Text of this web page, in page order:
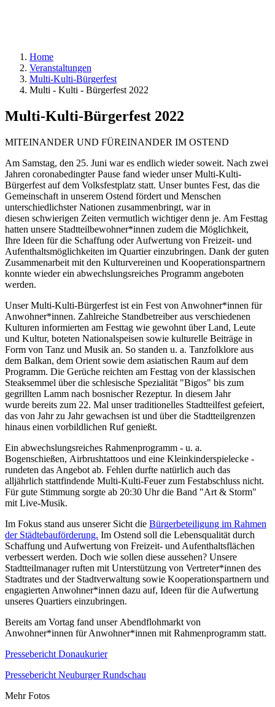
Home
Veranstaltungen
Multi-Kulti-Bürgerfest
Multi - Kulti - Bürgerfest 2022
Multi-Kulti-Bürgerfest 2022
MITEINANDER UND FÜREINANDER IM OSTEND
Am Samstag, den 25. Juni war es endlich wieder soweit. Nach zwei
Jahren coronabedingter Pause fand wieder unser Multi-Kulti-
Bürgerfest auf dem Volksfestplatz statt. Unser buntes Fest, das die
Gemeinschaft in unserem Ostend fördert und Menschen
unterschiedlichster Nationen zusammenbringt, war in
diesen schwierigen Zeiten vermutlich wichtiger denn je. Am Festtag
hatten unsere Stadtteilbewohner*innen zudem die Möglichkeit,
Ihre Ideen für die Schaffung oder Aufwertung von Freizeit- und
Aufenthaltsmöglichkeiten im Quartier einzubringen. Dank der guten
Zusammenarbeit mit den Kulturvereinen und Kooperationspartnern
konnte wieder ein abwechslungsreiches Programm angeboten
werden.
Unser Multi-Kulti-Bürgerfest ist ein Fest von Anwohner*innen für
Anwohner*innen. Zahlreiche Standbetreiber aus verschiedenen
Kulturen informierten am Festtag wie gewohnt über Land, Leute
und Kultur, boteten Nationalspeisen sowie kulturelle Beiträge in
Form von Tanz und Musik an. So standen u. a. Tanzfolklore aus
dem Balkan, dem Orient sowie dem asiatischen Raum auf dem
Programm. Die Gerüche reichten am Festtag von der klassischen
Steaksemmel über die schlesische Spezialität "Bigos" bis zum
gegrillten Lamm nach bosnischer Rezeptur. In diesem Jahr
wurde bereits zum 22. Mal unser traditionelles Stadtteilfest gefeiert,
das von Jahr zu Jahr gewachsen ist und über die Stadtteilgrenzen
hinaus einen vorbildlichen Ruf genießt.
Ein abwechslungsreiches Rahmenprogramm - u. a.
Bogenschießen, Airbrushtattoos und eine Kleinkinderspielecke -
rundeten das Angebot ab. Fehlen durfte natürlich auch das
alljährlich stattfindende Multi-Kulti-Feuer zum Festabschluss nicht.
Für gute Stimmung sorgte ab 20:30 Uhr die Band "Art & Storm"
mit Live-Musik.
Im Fokus stand aus unserer Sicht die Bürgerbeteiligung im Rahmen
der Städtebauförderung. Im Ostend soll die Lebensqualität durch
Schaffung und Aufwertung von Freizeit- und Aufenthaltsflächen
verbessert werden. Doch wie sollen diese aussehen? Unsere
Stadtteilmanager ruften mit Unterstützung von Vertreter*innen des
Stadtrates und der Stadtverwaltung sowie Kooperationspartnern und
engagierten Anwohner*innen dazu auf, Ideen für die Aufwertung
unseres Quartiers einzubringen.
Bereits am Vortag fand unser Abendflohmarkt von
Anwohner*innen für Anwohner*innen mit Rahmenprogramm statt.
Pressebericht Donaukurier
Pressebericht Neuburger Rundschau
Mehr Fotos